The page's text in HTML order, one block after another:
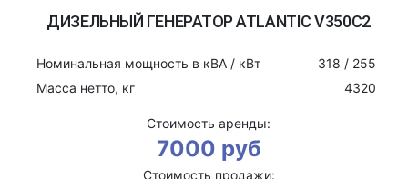
ДИЗЕЛЬНЫЙ ГЕНЕРАТОР ATLANTIC V350C2
Номинальная мощность в кВА / кВт
318 / 255
Масса нетто, кг
4320
Стоимость аренды:
7000 руб
Стоимость продажи: